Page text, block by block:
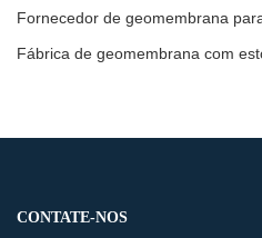
CONTATE-NOS